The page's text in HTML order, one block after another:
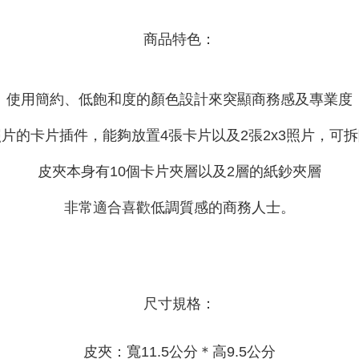
商品特色：
使用簡約、低飽和度的顏色設計來突顯商務感及專業度
的卡片插件，能夠放置4張卡片以及2張2x3照片，可
皮夾本身有10個卡片夾層以及2層的紙鈔夾層
非常適合喜歡低調質感的商務人士。
尺寸規格：
皮夾：寬11.5公分＊高9.5公分